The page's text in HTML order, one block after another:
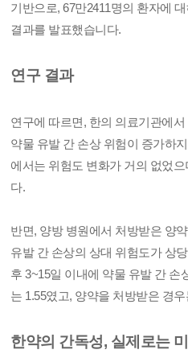
기반으로, 67만2411명의 환자에
결과를 발표했습니다.
연구 결과
연구에 따르면, 한의 의료기관에
약물 유발 간 손상 위험이 증가하
에서는 위험도 변화가 거의 없었
다.
반면, 양방 병원에서 처방받은 양
유발 간 손상의 상대 위험도가 상
후 3~15일 이내에 약물 유발 간 손
는 1.55였고, 양약을 처방받은 경
한약의 간독성, 실제로는 미